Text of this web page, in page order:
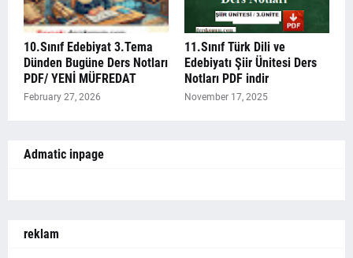
10.Sınıf Edebiyat 3.Tema
Dünden Bugüne Ders Notları
PDF/ YENİ MÜFREDAT
February 27, 2026
11.Sınıf Türk Dili ve
Edebiyatı Şiir Ünitesi Ders
Notları PDF indir
November 17, 2025
Admatic inpage
reklam